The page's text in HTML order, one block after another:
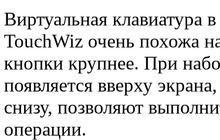
Виртуальная клавиатура
TouchWiz очень похожа
кнопки крупнее. При
появляется вверху
снизу, позволяют
операции.